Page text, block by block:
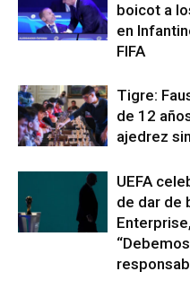
boicot a
en
FIFA
Tigre:
de 12
ajedrez
UEFA
de dar de